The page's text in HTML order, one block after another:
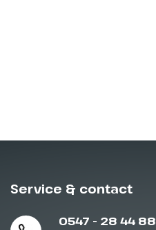
Service & contact
0547 - 28 44 88